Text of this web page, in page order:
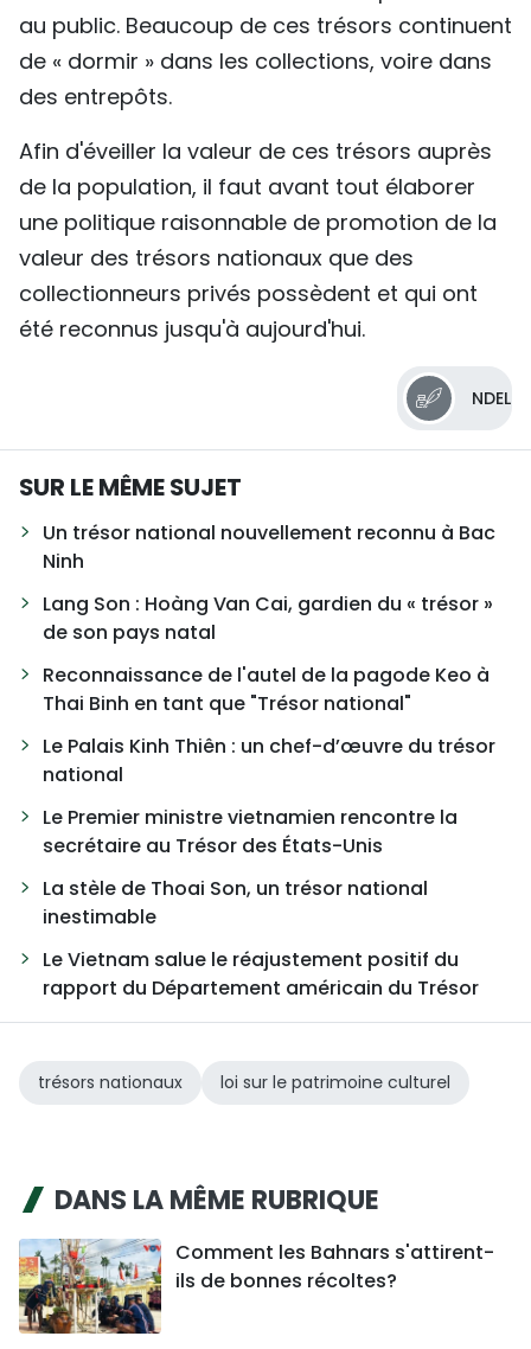
au public. Beaucoup de ces trésors continuent
de « dormir » dans les collections, voire dans
des entrepôts.
Afin d'éveiller la valeur de ces trésors auprès
de la population, il faut avant tout élaborer
une politique raisonnable de promotion de la
valeur des trésors nationaux que des
collectionneurs privés possèdent et qui ont
été reconnus jusqu'à aujourd'hui.
NDEL
SUR LE MÊME SUJET
Un trésor national nouvellement reconnu à Bac
Ninh
Lang Son : Hoàng Van Cai, gardien du « trésor »
de son pays natal
Reconnaissance de l'autel de la pagode Keo à
Thai Binh en tant que "Trésor national"
Le Palais Kinh Thiên : un chef-d’œuvre du trésor
national
Le Premier ministre vietnamien rencontre la
secrétaire au Trésor des États-Unis
La stèle de Thoai Son, un trésor national
inestimable
Le Vietnam salue le réajustement positif du
rapport du Département américain du Trésor
trésors nationaux loi sur le patrimoine culturel
DANS LA MÊME RUBRIQUE
Comment les Bahnars s'attirent-
ils de bonnes récoltes?